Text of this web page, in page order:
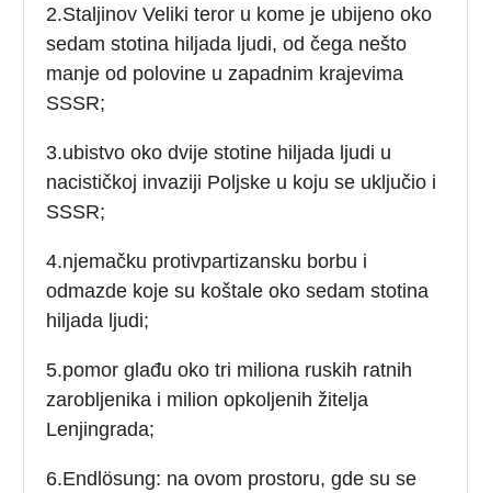
2.Staljinov Veliki teror u kome je ubijeno oko
sedam stotina hiljada ljudi, od čega nešto
manje od polovine u zapadnim krajevima
SSSR;
3.ubistvo oko dvije stotine hiljada ljudi u
nacističkoj invaziji Poljske u koju se uključio i
SSSR;
4.njemačku protivpartizansku borbu i
odmazde koje su koštale oko sedam stotina
hiljada ljudi;
5.pomor glađu oko tri miliona ruskih ratnih
zarobljenika i milion opkoljenih žitelja
Lenjingrada;
6.Endlösung: na ovom prostoru, gde su se